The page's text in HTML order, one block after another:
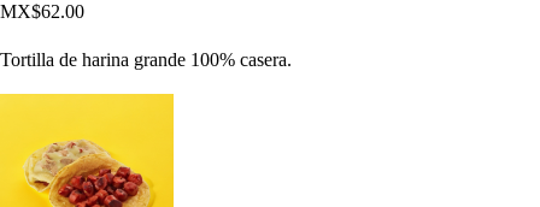
MX$62.00
Tortilla de harina grande 100% casera.